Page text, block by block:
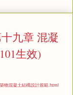
九章 混凝
生效)
物混凝土結構設計規範.html